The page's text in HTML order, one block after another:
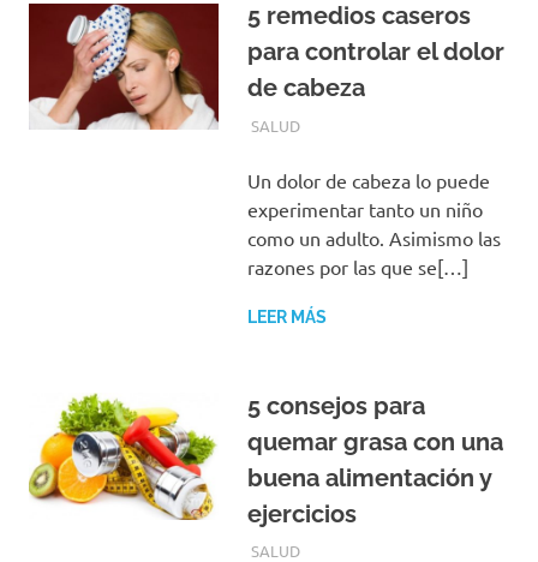
5 remedios caseros
para controlar el dolor
de cabeza
ENERO 29, 2017
EQUIPO DE REDACCIÓN
SALUD
Un dolor de cabeza lo puede
experimentar tanto un niño
como un adulto. Asimismo las
razones por las que se[…]
LEER MÁS
5 consejos para
quemar grasa con una
buena alimentación y
ejercicios
DICIEMBRE 17, 2016
EQUIPO DE REDACCIÓN
SALUD